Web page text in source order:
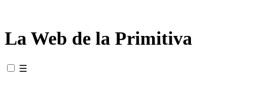
La Web de la Primitiva
☰